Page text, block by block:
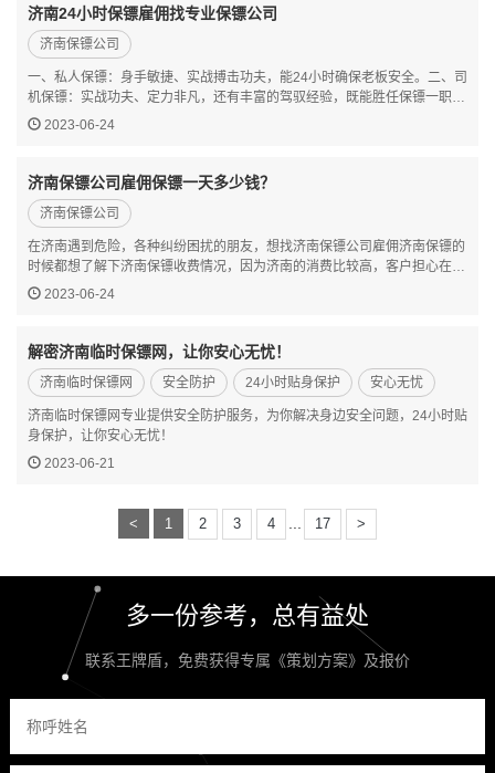
济南24小时保镖雇佣找专业保镖公司
济南保镖公司
一、私人保镖：身手敏捷、实战搏击功夫，能24小时确保老板安全。二、司
机保镖：实战功夫、定力非凡，还有丰富的驾驭经验，既能胜任保镖一职，
还是一位老练的驾驶员。三、男保镖：功夫、勤俭节约、凡事考虑周到，做
2023-06-24
济南保镖公司雇佣保镖一天多少钱？
济南保镖公司
在济南遇到危险，各种纠纷困扰的朋友，想找济南保镖公司雇佣济南保镖的
时候都想了解下济南保镖收费情况，因为济南的消费比较高，客户担心在济
南雇佣保镖的话怕保镖价格比较高，所以都想提前了解雇佣保镖的价格的，
2023-06-24
解密济南临时保镖网，让你安心无忧！
济南临时保镖网 安全防护 24小时贴身保护 安心无忧
济南临时保镖网专业提供安全防护服务，为你解决身边安全问题，24小时贴
身保护，让你安心无忧！
2023-06-21
< 1 2 3 4 17 >
多一份参考，总有益处
联系王牌盾，免费获得专属《策划方案》及报价